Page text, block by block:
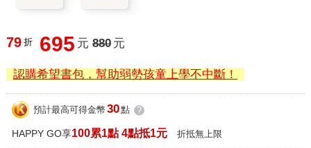
79 折 695 元 880 元
認購希望書包，幫助弱勢孩童上學不中斷！
預計最高可得金幣 30點 ?
HAPPY GO享100累1點 4點抵1元 折抵無上限